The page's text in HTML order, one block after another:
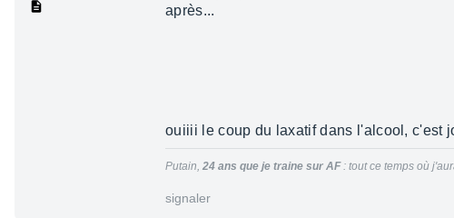
après...
ouiiii le coup du laxatif dans l'alcool, c'est
Putain, 24 ans que je traine sur AF: tout ce temps où
signaler